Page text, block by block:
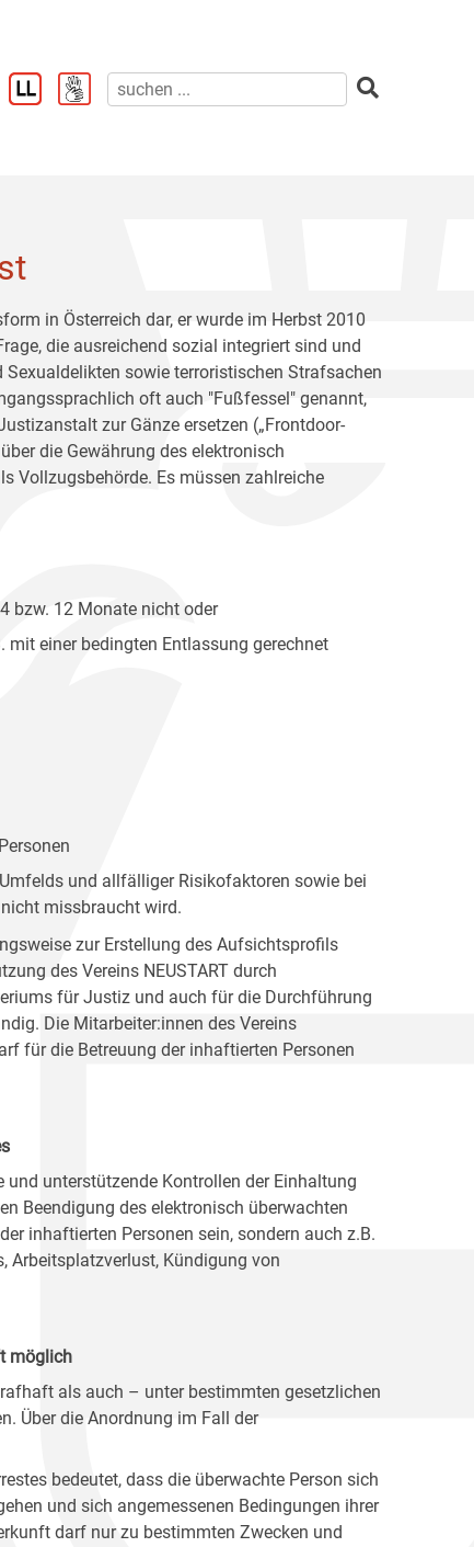
in Österreich dar, er wurde im Herbst 2010
die ausreichend sozial integriert sind und
sowie terroristischen Strafsachen
oft auch "Fußfessel" genannt,
zur Gänze ersetzen („Frontdoor-
die Gewährung des elektronisch
Vollzugsbehörde. Es müssen zahlreiche
bzw. 12 Monate nicht oder
einer bedingten Entlassung gerechnet
und allfälliger Risikofaktoren sowie bei
missbraucht wird.
zur Erstellung des Aufsichtsprofils
des Vereins NEUSTART durch
für Justiz und auch für die Durchführung
Die Mitarbeiter:innen des Vereins
für die Betreuung der inhaftierten Personen
unterstützende Kontrollen der Einhaltung
Beendigung des elektronisch überwachten
inhaftierten Personen sein, sondern auch z.B.
Arbeitsplatzverlust, Kündigung von
möglich
als auch – unter bestimmten gesetzlichen
Über die Anordnung im Fall der
bedeutet, dass die überwachte Person sich
und sich angemessenen Bedingungen ihrer
darf nur zu bestimmten Zwecken und